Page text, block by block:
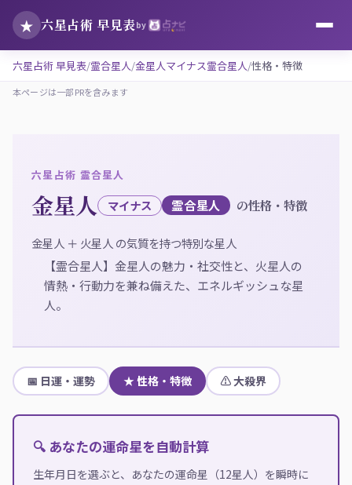
★ 六星占術 早見表by
六星占術 早見表 霊合星人 金星人マイナス霊合星人 性格・特徴
本ページは一部PRを含みます
六星占術 霊合星人
金星人 マイナス 霊合星人 の性格・特徴
金星人 ＋ 火星人 の気質を持つ特別な星人
【霊合星人】金星人の魅力・社交性と、火星人の
情熱・行動力を兼ね備えた、エネルギッシュな星
人。
📅 日運・運勢 ★ 性格・特徴 ⚠ 大殺界
🔍 あなたの運命星を自動計算
生年月日を選ぶと、あなたの運命星（12星人）を瞬時に